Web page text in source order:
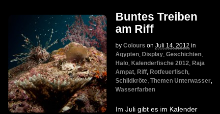
Buntes Treiben
am Riff
by Colours on Juli 14, 2012 in
Ägypten, Display, Geschichten,
Halo, Kalenderfische 2012, Raja
Ampat, Riff, Rotfeuerfisch,
Schildkröte, Themen Unterwasser,
Wasserfarben
Im Juli gibt es im Kalender